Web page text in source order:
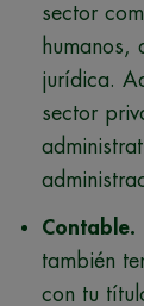
sector
humanos,
jurídica.
sector
Contable.
también
con tu